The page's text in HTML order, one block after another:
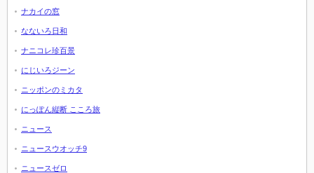
ナカイの窓
なないろ日和
ナニコレ珍百景
にじいろジーン
ニッポンのミカタ
にっぽん縦断 こころ旅
ニュース
ニュースウオッチ9
ニュースゼロ